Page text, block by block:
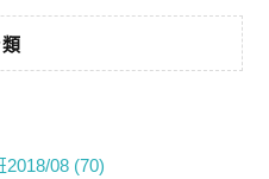
08 (70)